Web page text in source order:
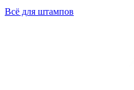
Всё для штампов